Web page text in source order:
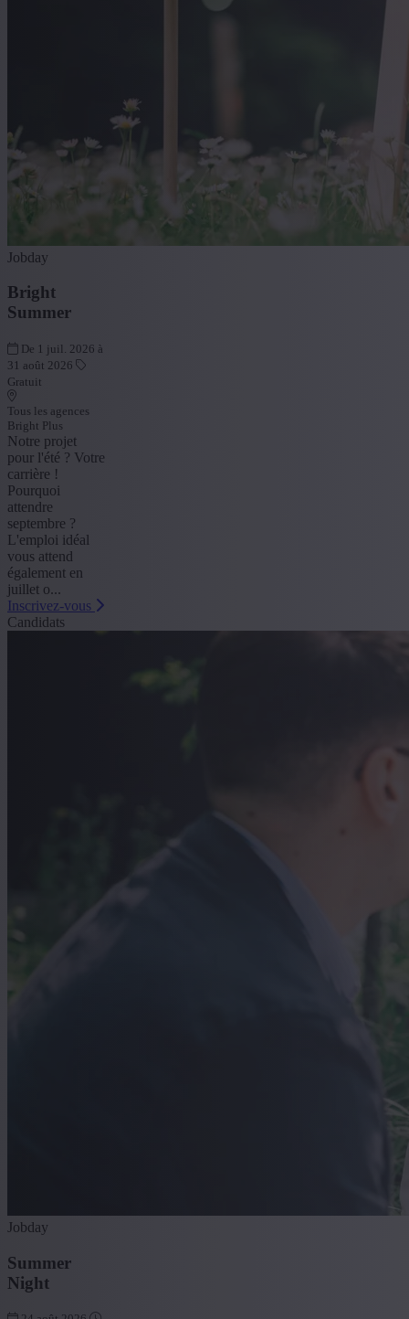
Jobday
Bright
Summer
De 1 juil. 2026 à
31 août 2026
Gratuit
Tous les agences
Bright Plus
Notre projet
pour l'été ? Votre
carrière !
Pourquoi
attendre
septembre ?
L'emploi idéal
vous attend
également en
juillet o...
Inscrivez-vous
Candidats
Jobday
Summer
Night